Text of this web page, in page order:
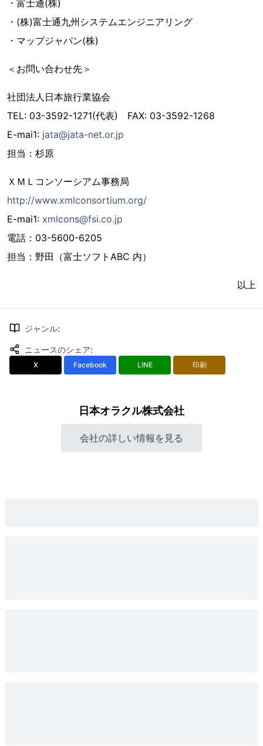
・富士通(株)
・(株)富士通九州システムエンジニアリング
・マップジャパン(株)
＜お問い合わせ先＞
社団法人日本旅行業協会
TEL: 03-3592-1271(代表) FAX: 03-3592-1268
E-mai1: jata@jata-net.or.jp
担当：杉原
ＸＭＬコンソーシアム事務局
http://www.xmlconsortium.org/
E-mai1: xmlcons@fsi.co.jp
電話：03-5600-6205
担当：野田（富士ソフトABC 内）
以上
ジャンル:
ニュースのシェア:
X Facebook LINE 印刷
日本オラクル株式会社
会社の詳しい情報を見る